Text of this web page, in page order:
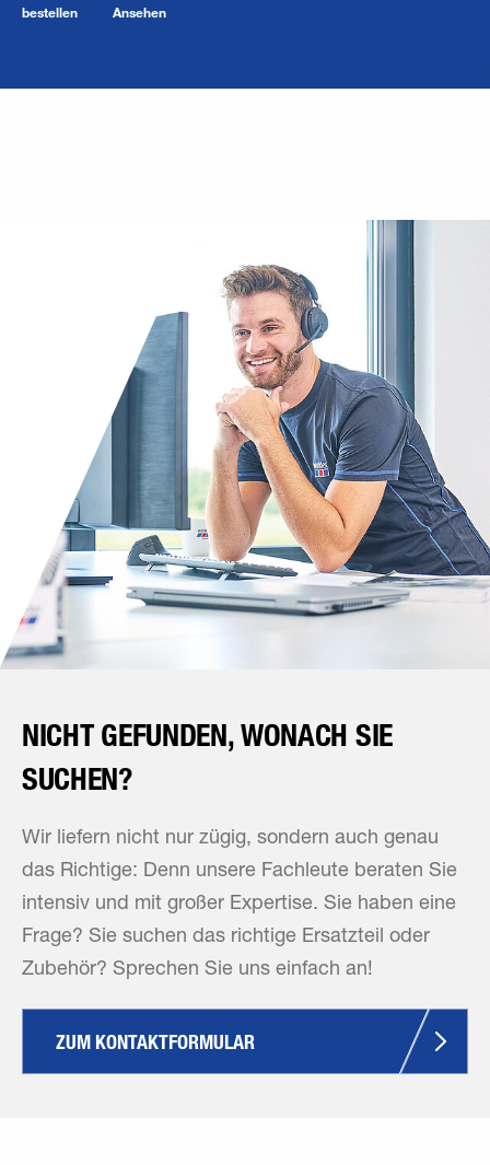
bestellen Ansehen
NICHT GEFUNDEN, WONACH SIE
SUCHEN?
Wir liefern nicht nur zügig, sondern auch genau
das Richtige: Denn unsere Fachleute beraten Sie
intensiv und mit großer Expertise. Sie haben eine
Frage? Sie suchen das richtige Ersatzteil oder
Zubehör? Sprechen Sie uns einfach an!
ZUM KONTAKTFORMULAR